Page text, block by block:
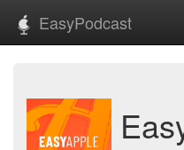
EasyPodcast